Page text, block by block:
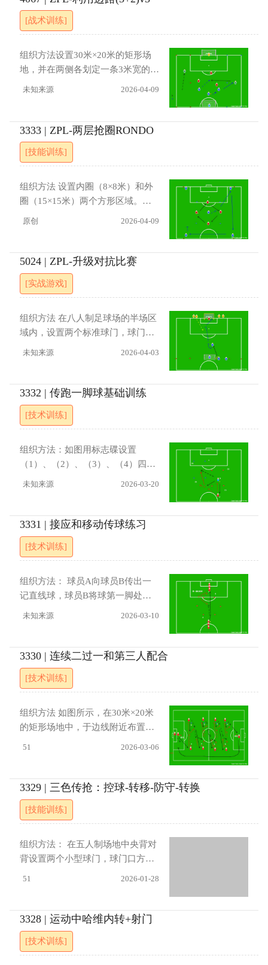
己创造分球的空间与时机。完成分
球时，必须传出快速、准确的地滚
球。
练）传球给他，持球后根据场上场
景自主决策进攻球门的方式。 指导
时，利用突然变向加速摆脱，直接
进攻。（2）当防守队员慢速逼近、
后前插接应，完成撞墙配合。（3）
慢接近球门，进一步观察并决策。
进展： （1） 使用手进行传球与配
合练习（2） 使用脚完成技术动作
与射门（3） 引入竞赛机制，模拟
实战对抗
[战术训练]
组织方法设置30米×20米的矩形场
地，并在两侧各划定一条3米宽的边
路区域。队员分为两队，每队3人，
间人，各自固定在侧边3米边路区域
内活动，仅可与本队控球队员进行
配合。训练时，控球方加上2名边路
队员形成5对3的人数优势。守门员
可自由活动参与本方进攻组织。总
时长为30分钟。指导要点控球方应
数优势，并通过快速传导重新定向
先顺序：优先寻求正面进攻机会，
若无机会则转向侧翼，若仍无机会
则启用边路配合战术（此时持球队
员必须至少有一名接应队友）。防
守方需保持阵型紧凑，限制对方利
用边路宽度。进展（1） 边路配合
域队员传球给边路队员后，必须进
未知来源 2026-04-09
3333 | ZPL-两层抢圈RONDO
[技能训练]
组织方法 设置内圈（8×8米）和外
圈（15×15米）两个方形区域。训
练从内圈开始，进行4名进攻队员对
转入外圈，变为5名进攻队员（内圈
4人+原防守队员）对4名防守队员
（内圈3人+外圈新增1人）的两脚
球传抢。无论在内圈或外圈，若防
守方在连续15脚内未能抢断或被穿
裆，则该防守队员需额外增加一轮
友与对手位置，预判传球路线。
角度。（3）传球后立即移动，做
到“传跑合一”。 进展 （1）增加难
度：缩小场地尺寸，或限制进攻方
最多一脚出球。（2）降低难度：扩
大场地尺寸，或取消触球次数限
制。
原创 2026-04-09
5024 | ZPL-升级对抗比赛
[实战游戏]
组织方法 在八人制足球场的半场区
域内，设置两个标准球门，球门宽
度与八人制场地宽度一致。将队员
单刀球射门，必须在规定时间内完
成。射门结束后，B队立即派出一
名队员进入场内防守A队该名队
员，A队队员需立刻回接门将传
球，形成1v1对抗。此次进攻结束
后，对抗中失败的一方（如进攻方
增加一名队员进场，形成2v1局
次升级，直至形成4v4。完成从1v1
到4v4的完整循环后，由B队开球，
重复相同流程。两队各完成一轮攻
防后，每队的第一名队员轮转至队
尾，下一名队员开球开始新一轮。
当所有队员都完成开球角色后，根
攻队员在单刀球和1v1阶段应果断
在人数增加阶段，要利用人数优势
快速传导，创造空间。防守队员在1
v1时要保持耐心，注重站位和封堵
路线。攻防转换瞬间，所有队员需
务。 进展 （1） 限制队员在前两轮
（1v1和2v1）中的触球次数（如最
多3次触球）。（2） 改变得分方
倍，或多人对抗阶段必须完成特定
配合（如二过一）后进球方有效。
（3） 引入时间限制，要求每次对
抗（如从开球到射门/死球）必须在
功后，可直接反击另一球门，形成
快速攻防转换场景。
未知来源 2026-04-03
3332 | 传跑一脚球基础训练
[技术训练]
组织方法：如图用标志碟设置
（1）、（2）、（3）、（4）四个
门，A、B两人配合传球依次通过四
移动到第二个门的目标位置。以此
类推，直到完成四个门的传球训
练。指导要点：一脚球需要提前想
调整角度闪空间进展 用时比拼
未知来源 2026-03-20
3331 | 接应和移动传球练习
[技术训练]
组织方法： 球员A向球员B传出一
记直线球，球员B将球第一脚处理
到身体左方或右方，通过标志杆
起始位置，在另一侧（与第一次方
向相反）重复以上接球、调整、回
传的动作。最后，球员B向前移
动，越过侧方的标志杆，将最后一
脚回传（或直塞）球传到下一个球
员A（即原A或轮换后的新A）的跑
换到场地网格的另一侧进行，角色
员应抬头观察，在接球前扫描传球
来源区域，并观察自己传球的预期
目标区域。重点强调传身前球。均
衡地使用左脚和右脚进行传接球。
未知来源 2026-03-10
3330 | 连续二过一和第三人配合
[技术训练]
组织方法 如图所示，在30米×20米
的矩形场地中，于边线附近布置标
H）以及终点处各安排一名队员。
训练由起点队员传球给A点队员开
始。A点队员接球后，向B点队员传
球，传球后立即跟进跑动，与B点
队员完成一次撞墙式二过一配合，
之后B点队员一脚出球给C点队员。
点队员将球传至终点队员脚下，终
点。 指导要点 传球需保持准确的地
面球，力度适中。进行撞墙配合
时，传球后应立即启动前插，保持
节奏。 进展： 加入多个球进行
51 2026-03-06
3329 | 三色传抢：控球-转移-防守-转换
[技能训练]
组织方法： 在五人制场地中央背对
背设置两个小型球门，球门口方向
队分别在两个半场内作为进攻方进
行传控，绿队2名队员作为“中间
人”分别位于两侧边线与中线的交界
处，黄队2人作为防守方在场地内进
51 2026-01-28
3328 | 运动中哈维内转+射门
[技术训练]